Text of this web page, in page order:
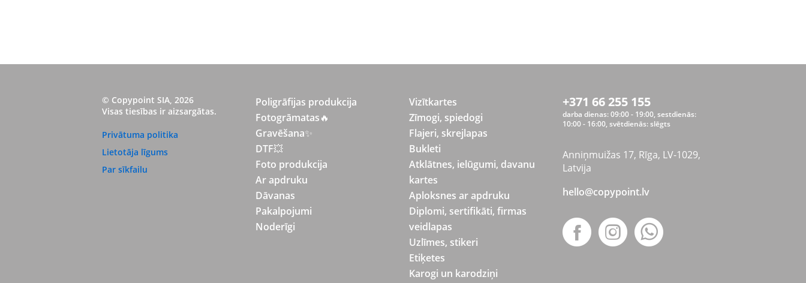
© Copypoint SIA, 2026
Visas tiesības ir aizsargātas.
Privātuma politika
Lietotāja līgums
Par sīkfailu
Poligrāfijas produkcija
Fotogrāmatas🔥
Gravēšana✨
DTF💥
Foto produkcija
Ar apdruku
Dāvanas
Pakalpojumi
Noderīgi
Vizītkartes
Zīmogi, spiedogi
Flajeri, skrejlapas
Bukleti
Atklātnes, ielūgumi, davanu
kartes
Aploksnes ar apdruku
Diplomi, sertifikāti, firmas
veidlapas
Uzlīmes, stikeri
Etiķetes
Karogi un karodziņi
+371 66 255 155
darba dienas: 09:00 - 19:00, sestdienās:
10:00 - 16:00, svētdienās: slēgts
Anniņmuižas 17, Rīga, LV-1029,
Latvija
hello@copypoint.lv